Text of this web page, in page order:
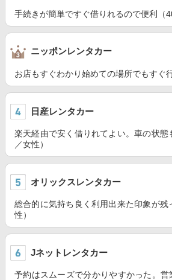
手続きが簡単ですぐ借りれるので便利（
ニッポンレンタカー
お店もすぐわかり始めての場所でもすぐ
日産レンタカー
楽天経由で安く借りれてよい。車の状態
／女性）
オリックスレンタカー
総合的に気持ち良く利用出来た印象が残
性）
Jネットレンタカー
予約はスムーズで分かりやすかった。営